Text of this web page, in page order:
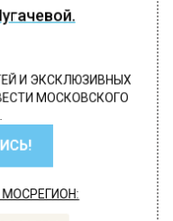
И ЭКСКЛЮЗИВНЫХ
МОСКОВСКОГО